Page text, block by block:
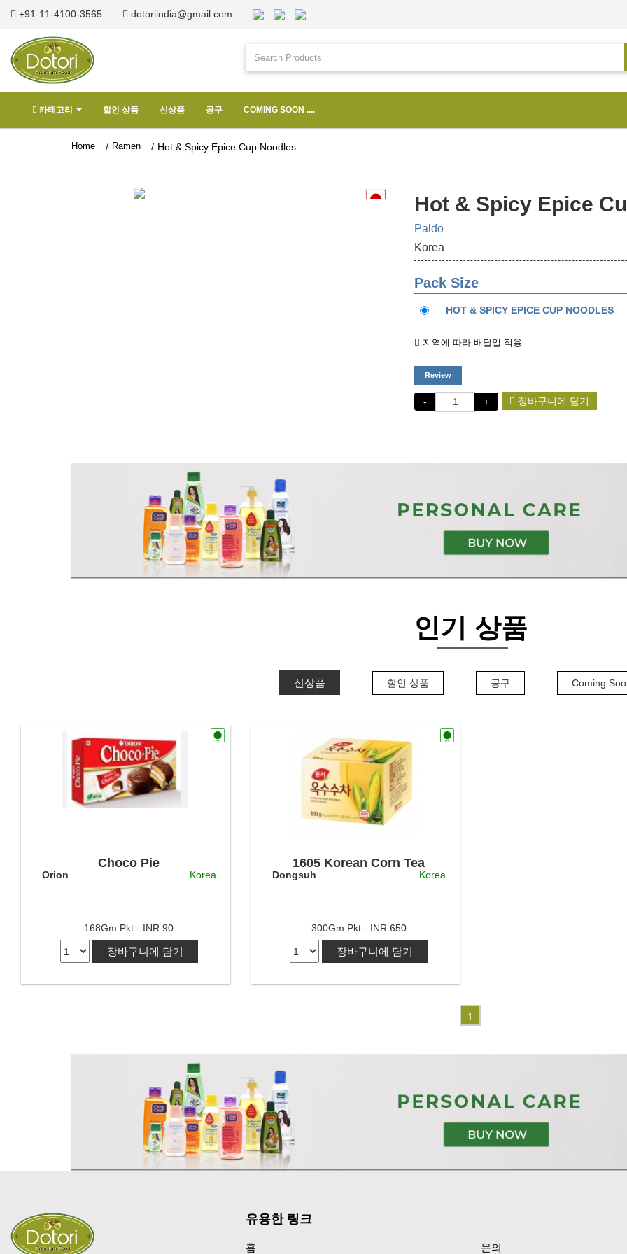
+91-11-4100-3565 dotoriindia@gmail.com
카테고리 할인 상품 신상품 공구 COMING SOON ....
Home / Ramen / Hot & Spicy Epice Cup Noodles
Hot & Spicy Epice
Paldo
Korea
Pack Size
HOT & SPICY EPICE CUP NOODLES
지역에 따라 배달일 적용
Review
- + 장바구니에 담기
인기 상품
신상품 할인 상품 공구 Coming
Choco Pie
Orion Korea
168Gm Pkt - INR 90
장바구니에 담기
1605 Korean Corn Tea
Dongsuh Korea
300Gm Pkt - INR 650
장바구니에 담기
1
유용한 링크
홈 문의